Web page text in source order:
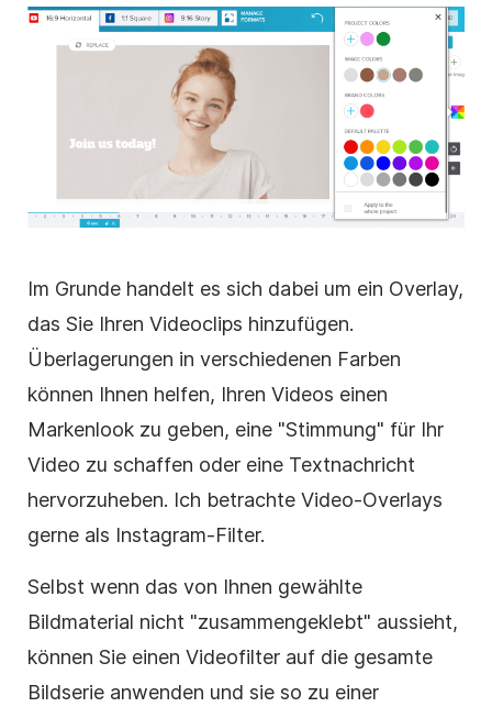
Im Grunde handelt es sich dabei um ein Overlay,
das Sie Ihren Videoclips hinzufügen.
Überlagerungen in verschiedenen Farben
können Ihnen helfen, Ihren Videos einen
Markenlook zu geben, eine "Stimmung" für Ihr
Video zu schaffen oder eine Textnachricht
hervorzuheben. Ich betrachte Video-Overlays
gerne als Instagram-Filter.
Selbst wenn das von Ihnen gewählte
Bildmaterial nicht "zusammengeklebt" aussieht,
können Sie einen Videofilter auf die gesamte
Bildserie anwenden und sie so zu einer